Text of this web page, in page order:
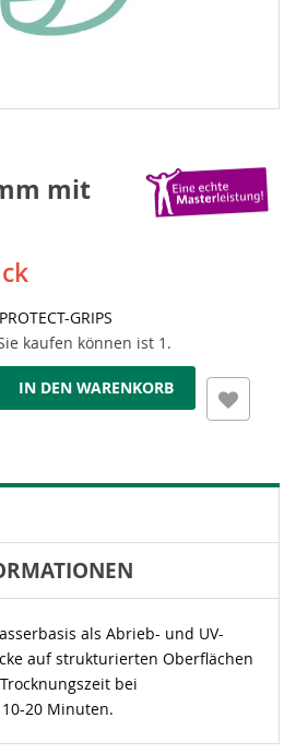
mit
GRIPS
kaufen können ist 1.
IN DEN WARENKORB
als Abrieb- und UV-
auf strukturierten Oberflächen
bei
20 Minuten.